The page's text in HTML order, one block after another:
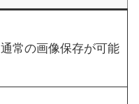
通常の画像保存が可能